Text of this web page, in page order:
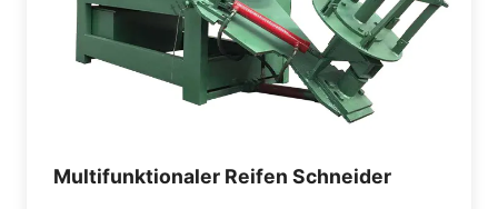
Multifunktionaler Reifen Schneider